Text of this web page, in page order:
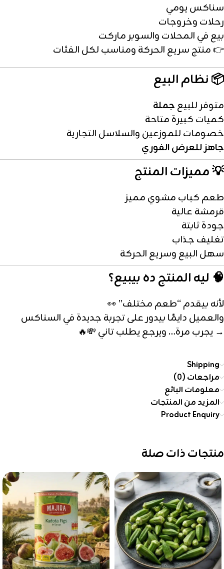
سناكس يومي
رحلات وخروجات
بيع في المحلات والسوبر ماركت
👉 منتج سريع الحركة ومناسب لكل الفئات
📦 نظام البيع
متوفر للبيع جملة
كميات كبيرة متاحة
خصومات للموزعين والسلاسل التجارية
جاهز للعرض الفوري
💡 مميزات المنتج
طعم كباب مشوي مميز
قرمشة عالية
جودة ثابتة
تغليف جذاب
سهل البيع وسريع الحركة
🧠 ليه المنتج ده بيبيع؟
لأنه بيقدم “طعم مختلف” 👀
والعميل دايمًا بيدور على تجربة جديدة في السناكس
→ يجرب مرة… ويرجع يطلب تاني 💸🔥
Shipping
مراجعات (0)
معلومات البائع
المزيد من المنتجات
Product Enquiry
منتجات ذات صلة